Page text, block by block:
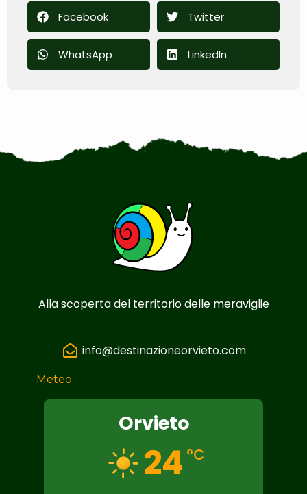
Facebook Twitter
WhatsApp LinkedIn
Alla scoperta del territorio delle meraviglie
info@destinazioneorvieto.com
Meteo
Orvieto
24 °C